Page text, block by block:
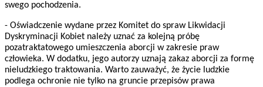
swego pochodzenia.
- Oświadczenie wydane przez Komitet do spraw Likwidacji
Dyskryminacji Kobiet należy uznać za kolejną próbę
pozatraktatowego umieszczenia aborcji w zakresie praw
człowieka. W dodatku, jego autorzy uznają zakaz aborcji za formę
nieludzkiego traktowania. Warto zauważyć, że życie ludzkie
podlega ochronie nie tylko na gruncie przepisów prawa